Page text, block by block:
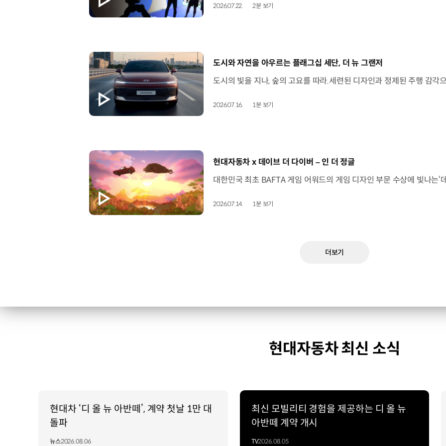
2026.07.22. 2분 보기
[동영상]
도시와 자연을 아우르는 플래그십 세단, 더 뉴 그랜저
2026.07.16. 1분 보기
[동영상]
현대자동차 x 데이브 더 다이버 – 인 더 정글
2026.07.14. 1분 보기
더보기
현대자동차 최신 소식
현대차 ‘디 올 뉴 아반떼’, 계약 첫날 1만 대
돌파
뉴스2026.08.06
최신 모빌리티 경험을 제공하는 디 올 뉴
아반떼 계약 개시
TV2026.08.05